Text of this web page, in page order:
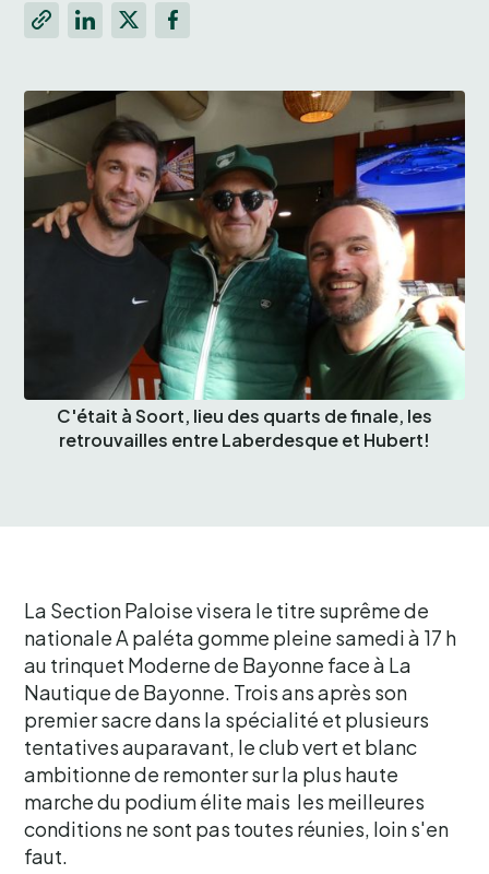
C'était à Soort, lieu des quarts de finale, les
retrouvailles entre Laberdesque et Hubert!
La Section Paloise visera le titre suprême de
nationale A paléta gomme pleine samedi à 17 h
au trinquet Moderne de Bayonne face à La
Nautique de Bayonne. Trois ans après son
premier sacre dans la spécialité et plusieurs
tentatives auparavant, le club vert et blanc
ambitionne de remonter sur la plus haute
marche du podium élite mais les meilleures
conditions ne sont pas toutes réunies, loin s'en
faut.